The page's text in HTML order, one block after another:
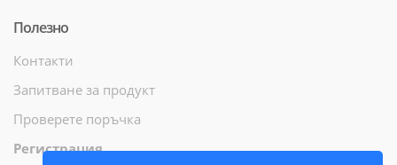
Полезно
Контакти
Запитване за продукт
Проверете поръчка
Регистрация